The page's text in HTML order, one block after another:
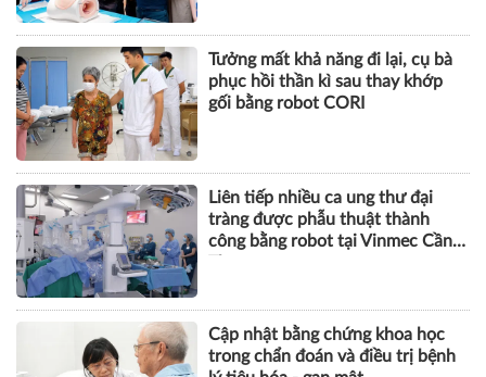
SỨC KHỎE
ICFM 2026: Đột phá mới trong
phát triển Y học bào thai và Di
truyền học trước sinh
Tưởng mất khả năng đi lại, cụ bà
phục hồi thần kì sau thay khớp
gối bằng robot CORI
Liên tiếp nhiều ca ung thư đại
tràng được phẫu thuật thành